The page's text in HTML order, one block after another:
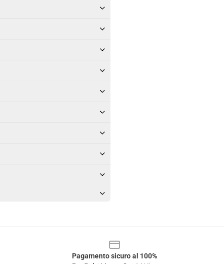
Pagamento sicuro al 100%